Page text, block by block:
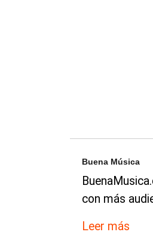
Buena Música
con más
Leer más